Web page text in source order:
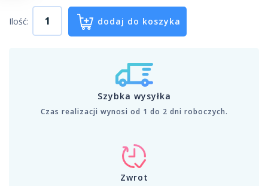
Ilość: dodaj do koszyka
Szybka wysyłka
Czas realizacji wynosi od 1 do 2 dni roboczych.
Zwrot